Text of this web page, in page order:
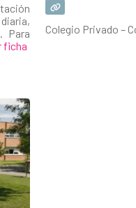
Para
ficha
Colegio Privado –